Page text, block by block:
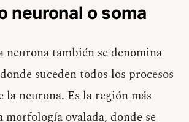
neuronal o soma
neurona también se denomina
suceden todos los procesos
la neurona. Es la región más
morfología ovalada, donde se